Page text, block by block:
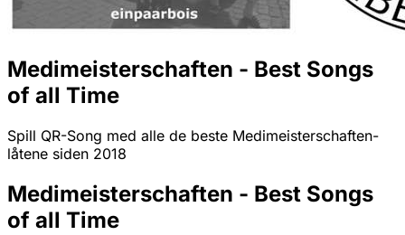
Medimeisterschaften - Best Songs
of all Time
Spill QR-Song med alle de beste Medimeisterschaften-
låtene siden 2018
Medimeisterschaften - Best Songs
of all Time